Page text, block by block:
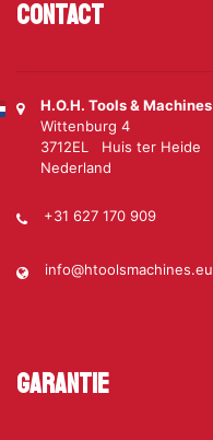
Contact
H.O.H. Tools & Machines
Wittenburg 4
3712EL Huis ter Heide
Nederland
+31 627 170 909
info@htoolsmachines.eu
Garantie